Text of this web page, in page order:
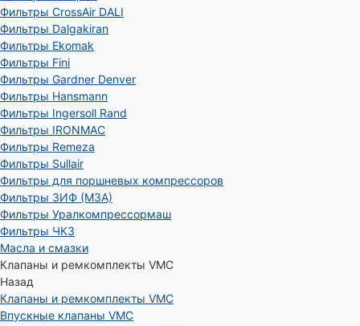
Фильтры CrossAir DALI
Фильтры Dalgakiran
Фильтры Ekomak
Фильтры Fini
Фильтры Gardner Denver
Фильтры Hansmann
Фильтры Ingersoll Rand
Фильтры IRONMAC
Фильтры Remeza
Фильтры Sullair
Фильтры для поршневых компрессоров
Фильтры ЗИФ (МЗА)
Фильтры Уралкомпрессормаш
Фильтры ЧКЗ
Масла и смазки
Клапаны и ремкомплекты VMC
Назад
Клапаны и ремкомплекты VMC
Впускные клапаны VMC